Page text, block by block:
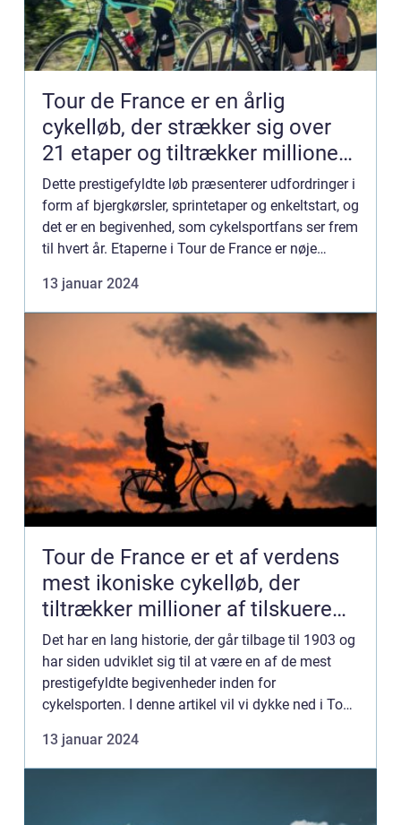
Tour de France er en årlig
cykelløb, der strækker sig over
21 etaper og tiltrækker millioner
af seere fra hele verden
Dette prestigefyldte løb præsenterer udfordringer i
form af bjergkørsler, sprintetaper og enkeltstart, og
det er en begivenhed, som cykelsportfans ser frem
til hvert år. Etaperne i Tour de France er nøje
13 januar 2024
Tour de France er et af verdens
mest ikoniske cykelløb, der
tiltrækker millioner af tilskuere
hvert år
Det har en lang historie, der går tilbage til 1903 og
har siden udviklet sig til at være en af de mest
prestigefyldte begivenheder inden for
cykelsporten. I denne artikel vil vi dykke ned i Tour
samt dens ...
13 januar 2024